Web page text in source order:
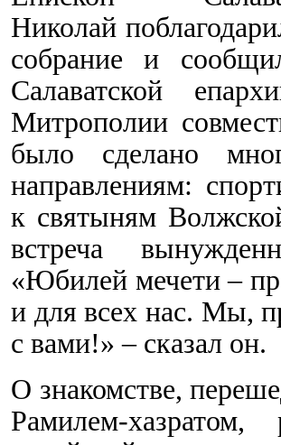
Николай
собрание и
Салаватской
Митрополии
было сделано
направлениям:
к святыням
встреча
«Юбилей мечети –
и для всех нас. Мы,
с вами!» – сказал он.
О знакомстве,
Рамилем-хазратом,